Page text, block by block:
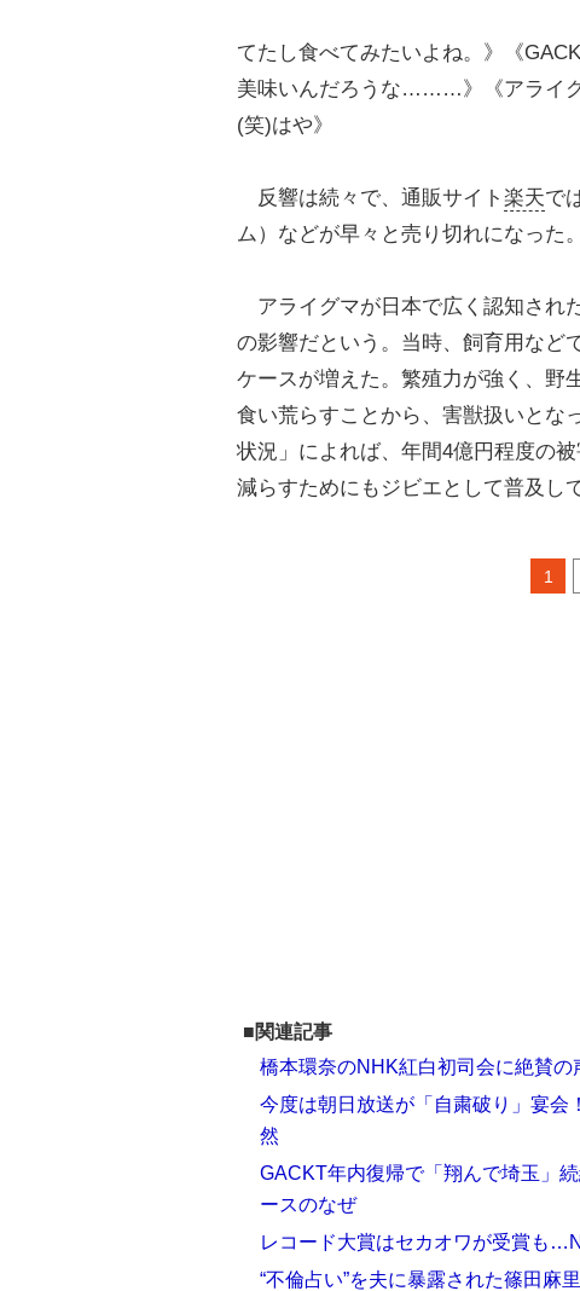
てたし食べてみたいよね。》《
美味いんだろうな………》《アライ
(笑)はや》
反響は続々で、通販サイト 楽天で
ム）などが早々と売り切れになった。
アライグマが日本で広く認知され
の影響だという。当時、飼育用など
ケースが増えた。繁殖力が強く、野
食い荒らすことから、害獣扱いとな
状況」によれば、年間4億円程度の
減らすためにもジビエとして普及し
1
■関連記事
橋本環奈のNHK紅白初司会に絶賛の
今度は朝日放送が「自粛破り」宴会
然
GACKT年内復帰で「翔んで埼玉」
ースのなぜ
レコード大賞はセカオワが受賞も
“不倫占い”を夫に暴露された篠田